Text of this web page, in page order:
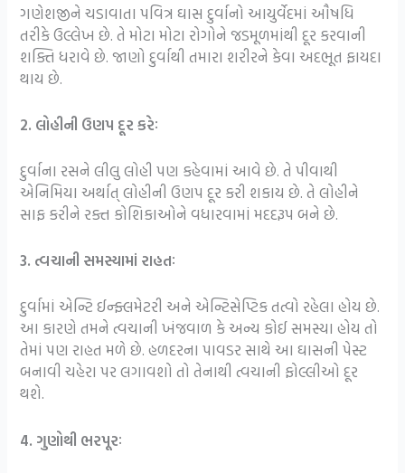
ગણેશજીને ચડાવાતા પવિત્ર ઘાસ દુર્વાનો આયુર્વેદમાં ઔષધિ
તરીકે ઉલ્લેખ છે. તે મોટા મોટા રોગોને જડમૂળમાંથી દૂર કરવાની
શક્તિ ધરાવે છે. જાણો દુર્વાથી તમારા શરીરને કેવા અદભૂત ફાયદા
થાય છે.
2. લોહીની ઉણપ દૂર કરેઃ
દુર્વાના રસને લીલુ લોહી પણ કહેવામાં આવે છે. તે પીવાથી
એનિમિયા અર્થાત્ લોહીની ઉણપ દૂર કરી શકાય છે. તે લોહીને
સાફ કરીને રક્ત કોશિકાઓને વધારવામાં મદદરૂપ બને છે.
3. ત્વચાની સમસ્યામાં રાહતઃ
દુર્વામાં એન્ટિ ઈન્ફ્લમેટરી અને એન્ટિસેપ્ટિક તત્વો રહેલા હોય છે.
આ કારણે તમને ત્વચાની ખંજવાળ કે અન્ય કોઈ સમસ્યા હોય તો
તેમાં પણ રાહત મળે છે. હળદરના પાવડર સાથે આ ઘાસની પેસ્ટ
બનાવી ચહેરા પર લગાવશો તો તેનાથી ત્વચાની ફોલ્લીઓ દૂર
થશે.
4. ગુણોથી ભરપૂરઃ